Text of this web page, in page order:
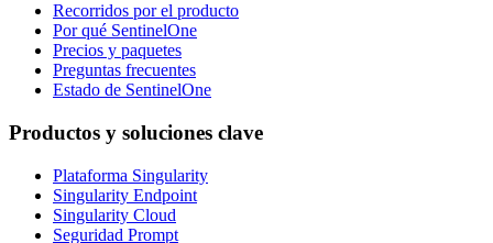
Recorridos por el producto
Por qué SentinelOne
Precios y paquetes
Preguntas frecuentes
Estado de SentinelOne
Productos y soluciones clave
Plataforma Singularity
Singularity Endpoint
Singularity Cloud
Seguridad Prompt